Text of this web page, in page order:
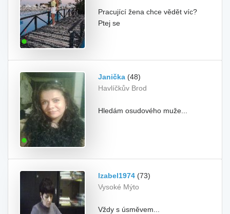
Pracující žena chce vědět víc?
Ptej se
Janička (48)
Havlíčkův Brod
Hledám osudového muže...
Izabel1974 (73)
Vysoké Mýto
Vždy s úsměvem...